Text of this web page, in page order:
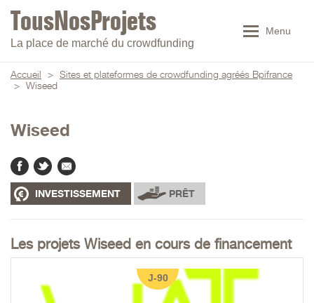
La place de marché du crowdfunding
Menu
Accueil >
Sites et plateformes de crowdfunding agréés Bpifrance
>
Wiseed
Wiseed
INVESTISSEMENT PRÊT
Les projets Wiseed en cours de financement
J-90